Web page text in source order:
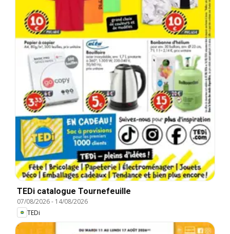
TEDi catalogue Tournefeuille
07/08/2026- 14/08/2026
TEDi